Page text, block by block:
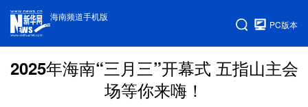
海南频道手机版
PC版本
2025年海南“三月三”开幕式 五指山主会
场等你来嗨！